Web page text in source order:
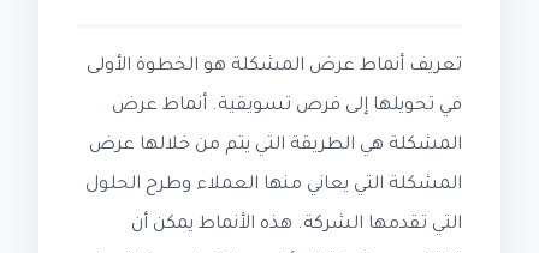
تعريف أنماط عرض المشكلة هو الخطوة الأولى
في تحويلها إلى فرص تسويقية. أنماط عرض
المشكلة هي الطريقة التي يتم من خلالها عرض
المشكلة التي يعاني منها العملاء وطرح الحلول
التي تقدمها الشركة. هذه الأنماط يمكن أن